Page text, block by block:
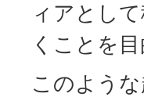
ィアとし
くことを
このよう